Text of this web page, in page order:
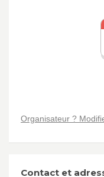
Organisateur ?
Contact et